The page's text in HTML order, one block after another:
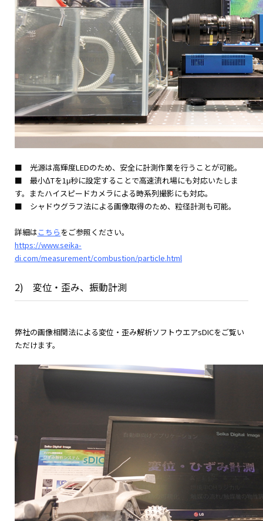
■ 光源は高輝度LEDのため、安全に計測作業を行うことが可能。
■ 最小ΔTを1μ秒に設定することで高速流れ場にも対応いたしま
す。またハイスピードカメラによる時系列撮影にも対応。
■ シャドウグラフ法による画像取得のため、粒径計測も可能。
詳細はこちらをご参照ください。
https://www.seika-
di.com/measurement/combustion/particle.html
2) 変位・歪み、振動計測
弊社の画像相関法による変位・歪み解析ソフトウエアsDICをご覧い
ただけます。